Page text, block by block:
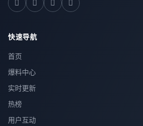
快速导航
首页
爆料中心
实时更新
热榜
用户互动